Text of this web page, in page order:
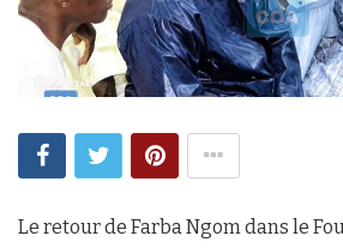
Le retour de Farba Ngom dans le